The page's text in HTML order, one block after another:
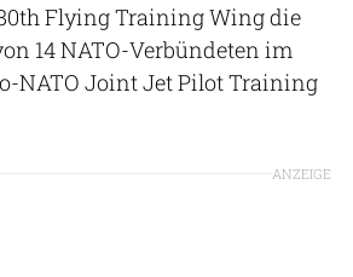
Flying Training Wing die
14 NATO-Verbündeten im
NATO Joint Jet Pilot Training
ANZEIGE